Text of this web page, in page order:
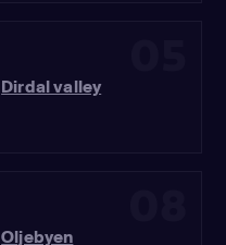
Dirdal valley
Oljebyen